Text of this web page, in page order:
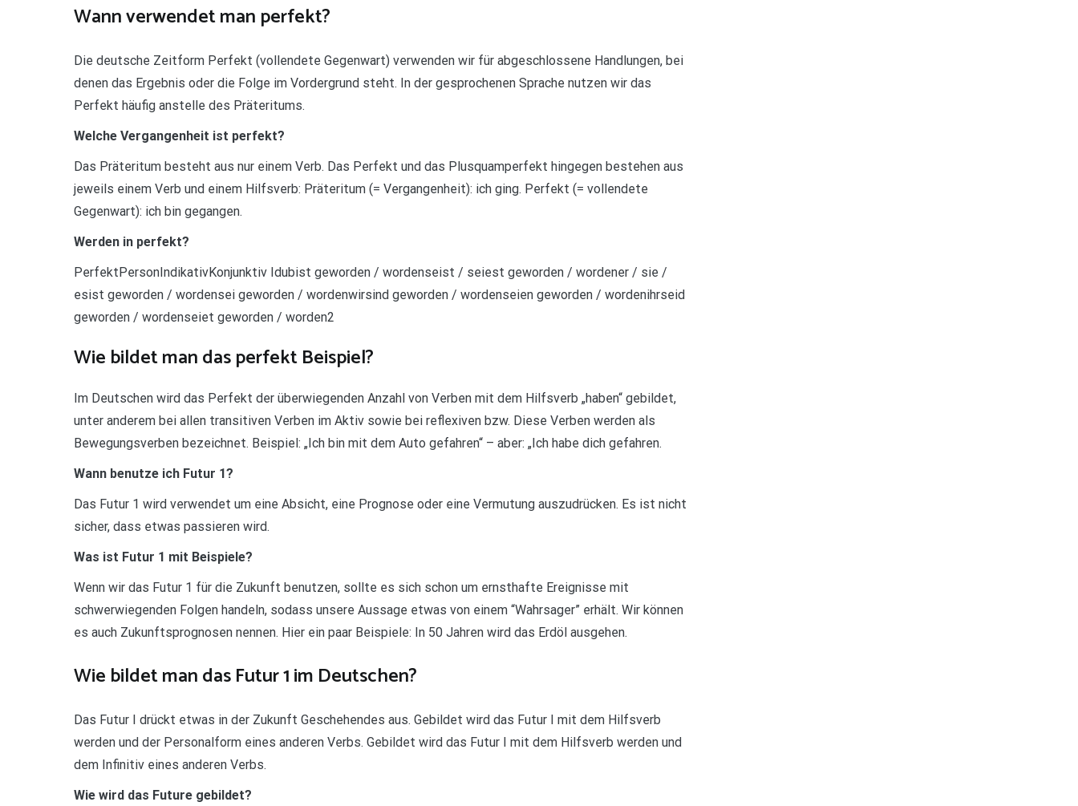
Wann verwendet man perfekt?
Die deutsche Zeitform Perfekt (vollendete Gegenwart) verwenden wir für abgeschlossene Handlungen, bei
denen das Ergebnis oder die Folge im Vordergrund steht. In der gesprochenen Sprache nutzen wir das
Perfekt häufig anstelle des Präteritums.
Welche Vergangenheit ist perfekt?
Das Präteritum besteht aus nur einem Verb. Das Perfekt und das Plusquamperfekt hingegen bestehen aus
jeweils einem Verb und einem Hilfsverb: Präteritum (= Vergangenheit): ich ging. Perfekt (= vollendete
Gegenwart): ich bin gegangen.
Werden in perfekt?
PerfektPersonIndikativKonjunktiv Idubist geworden / wordenseist / seiest geworden / wordener / sie /
esist geworden / wordensei geworden / wordenwirsind geworden / wordenseien geworden / wordenihrseid
geworden / wordenseiet geworden / worden2
Wie bildet man das perfekt Beispiel?
Im Deutschen wird das Perfekt der überwiegenden Anzahl von Verben mit dem Hilfsverb „haben“ gebildet,
unter anderem bei allen transitiven Verben im Aktiv sowie bei reflexiven bzw. Diese Verben werden als
Bewegungsverben bezeichnet. Beispiel: „Ich bin mit dem Auto gefahren“ – aber: „Ich habe dich gefahren.
Wann benutze ich Futur 1?
Das Futur 1 wird verwendet um eine Absicht, eine Prognose oder eine Vermutung auszudrücken. Es ist nicht
sicher, dass etwas passieren wird.
Was ist Futur 1 mit Beispiele?
Wenn wir das Futur 1 für die Zukunft benutzen, sollte es sich schon um ernsthafte Ereignisse mit
schwerwiegenden Folgen handeln, sodass unsere Aussage etwas von einem “Wahrsager” erhält. Wir können
es auch Zukunftsprognosen nennen. Hier ein paar Beispiele: In 50 Jahren wird das Erdöl ausgehen.
Wie bildet man das Futur 1 im Deutschen?
Das Futur I drückt etwas in der Zukunft Geschehendes aus. Gebildet wird das Futur I mit dem Hilfsverb
werden und der Personalform eines anderen Verbs. Gebildet wird das Futur I mit dem Hilfsverb werden und
dem Infinitiv eines anderen Verbs.
Wie wird das Future gebildet?